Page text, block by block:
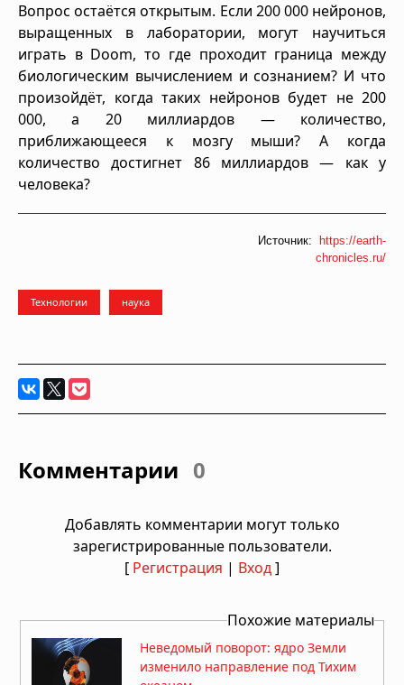
Вопрос остаётся открытым. Если 200 000 нейронов,
выращенных в лаборатории, могут научиться
играть в Doom, то где проходит граница между
биологическим вычислением и сознанием? И что
произойдёт, когда таких нейронов будет не 200
000, а 20 миллиардов — количество,
приближающееся к мозгу мыши? А когда
количество достигнет 86 миллиардов — как у
человека?
Источник:
https://earth-
chronicles.ru/
Технологии наука
Комментарии 0
Добавлять комментарии могут только
зарегистрированные пользователи.
[ Регистрация | Вход]
Похожие материалы
Неведомый поворот: ядро Земли
изменило направление под Тихим